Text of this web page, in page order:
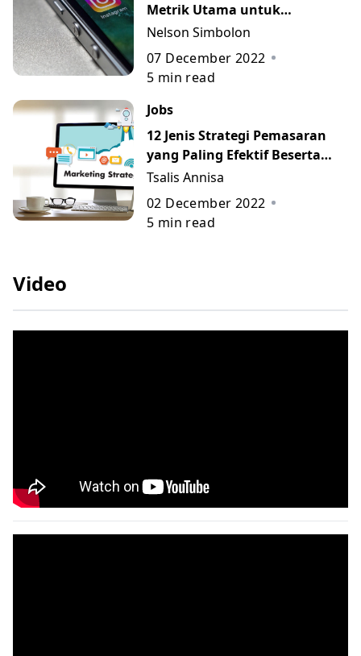
Metrik Utama untuk
Mengukur Performa Campaign
Nelson Simbolon
07 December 2022
5 min read
Jobs
12 Jenis Strategi Pemasaran
yang Paling Efektif Beserta
Contohnya
Tsalis Annisa
02 December 2022
5 min read
Video